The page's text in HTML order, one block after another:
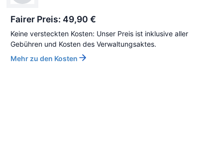
Fairer Preis: 49,90 €
Keine versteckten Kosten: Unser Preis ist inklusive aller
Gebühren und Kosten des Verwaltungsaktes.
Mehr zu den Kosten